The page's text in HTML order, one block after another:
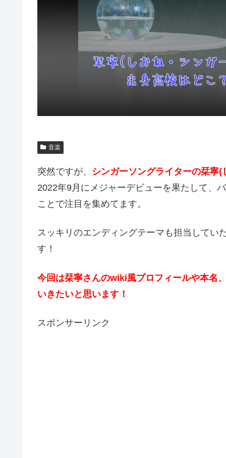
音楽
突然ですが、 シンガーソングライターの栞寧(
2022年9月にメジャーデビューを果たして、
ことで注目を集めてます。
スッキリのエンディングテーマも担当してい
す！
今回は栞寧さんのwiki風プロフィールや本名
いきたいと思います！
スポンサーリンク